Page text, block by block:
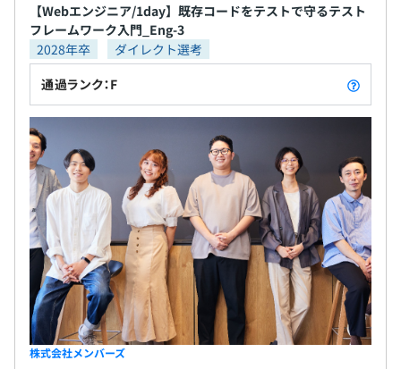
【Webエンジニア/1day】既存コードをテストで守るテスト
フレームワーク入門_Eng-3
2028年卒
ダイレクト選考
通過ランク：F
株式会社メンバーズ